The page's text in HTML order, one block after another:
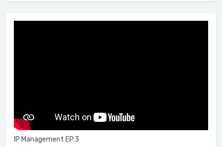
IP Management EP.3